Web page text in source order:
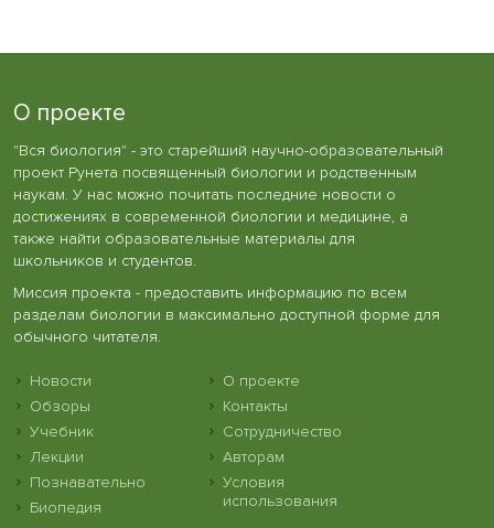
О проекте
"Вся биология" - это старейший научно-образовательный
проект Рунета посвященный биологии и родственным
наукам. У нас можно почитать последние новости о
достижениях в современной биологии и медицине, а
также найти образовательные материалы для
школьников и студентов.
Миссия проекта - предоставить информацию по всем
разделам биологии в максимально доступной форме для
обычного читателя.
Новости
Обзоры
Учебник
Лекции
Познавательно
Биопедия
О проекте
Контакты
Сотрудничество
Авторам
Условия
использования